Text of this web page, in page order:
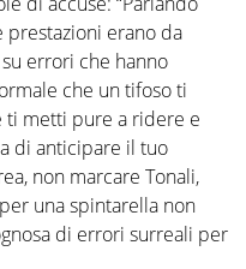
prestazioni erano da
errori che hanno
che un tifoso ti
ti metti pure a ridere e
di anticipare il tuo
non marcare Tonali,
una spintarella non
di errori surreali per